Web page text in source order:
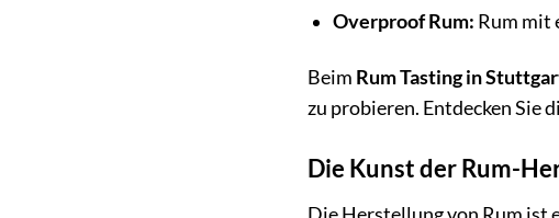
Overproof Rum: Rum mit
Beim Rum Tasting in
zu probieren. Entdecken Sie
Die Kunst der Rum-